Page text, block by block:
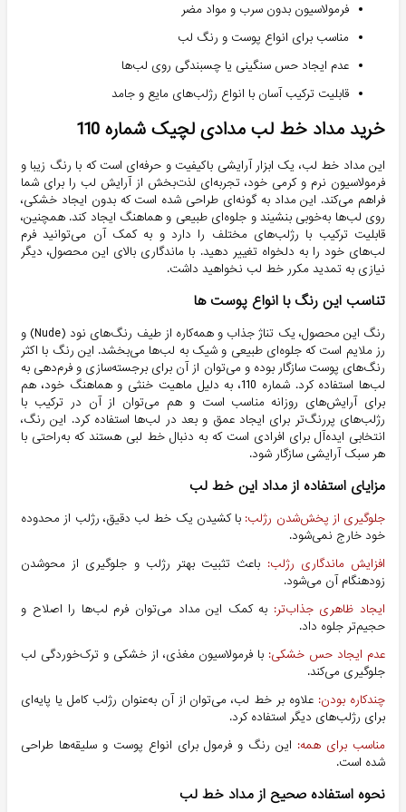
فرمولاسیون بدون سرب و مواد مضر
مناسب برای انواع پوست و رنگ لب
عدم ایجاد حس سنگینی یا چسبندگی روی لب‌ها
قابلیت ترکیب آسان با انواع رژلب‌های مایع و جامد
خرید مداد خط لب مدادی لچیک شماره 110
این مداد خط لب، یک ابزار آرایشی باکیفیت و حرفه‌ای است که با رنگ زیبا و
فرمولاسیون نرم و کرمی خود، تجربه‌ای لذت‌بخش از آرایش لب را برای شما
فراهم می‌کند. این مداد به گونه‌ای طراحی شده است که بدون ایجاد خشکی،
روی لب‌ها به‌خوبی بنشیند و جلوه‌ای طبیعی و هماهنگ ایجاد کند. همچنین،
قابلیت ترکیب با رژلب‌های مختلف را دارد و به کمک آن می‌توانید فرم
لب‌های خود را به دلخواه تغییر دهید. با ماندگاری بالای این محصول، دیگر
نیازی به تمدید مکرر خط لب نخواهید داشت.
تناسب این رنگ با انواع پوست ها
رنگ این محصول، یک تناژ جذاب و همه‌کاره از طیف رنگ‌های نود (Nude) و
رز ملایم است که جلوه‌ای طبیعی و شیک به لب‌ها می‌بخشد. این رنگ با اکثر
رنگ‌های پوست سازگار بوده و می‌توان از آن برای برجسته‌سازی و فرم‌دهی به
لب‌ها استفاده کرد. شماره 110، به دلیل ماهیت خنثی و هماهنگ خود، هم
برای آرایش‌های روزانه مناسب است و هم می‌توان از آن در ترکیب با
رژلب‌های پررنگ‌تر برای ایجاد عمق و بعد در لب‌ها استفاده کرد. این رنگ،
انتخابی ایده‌آل برای افرادی است که به دنبال خط لبی هستند که به‌راحتی با
هر سبک آرایشی سازگار شود.
مزایای استفاده از مداد این خط لب
جلوگیری از پخش‌شدن رژلب: با کشیدن یک خط لب دقیق، رژلب از محدوده
خود خارج نمی‌شود.
افزایش ماندگاری رژلب: باعث تثبیت بهتر رژلب و جلوگیری از محوشدن
زودهنگام آن می‌شود.
ایجاد ظاهری جذاب‌تر: به کمک این مداد می‌توان فرم لب‌ها را اصلاح و
حجیم‌تر جلوه داد.
عدم ایجاد حس خشکی: با فرمولاسیون مغذی، از خشکی و ترک‌خوردگی لب
جلوگیری می‌کند.
چندکاره بودن: علاوه بر خط لب، می‌توان از آن به‌عنوان رژلب کامل یا پایه‌ای
برای رژلب‌های دیگر استفاده کرد.
مناسب برای همه: این رنگ و فرمول برای انواع پوست و سلیقه‌ها طراحی
شده است.
نحوه استفاده صحیح از مداد خط لب